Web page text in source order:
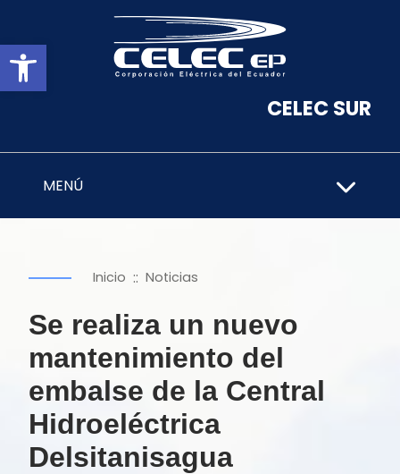
Abrir barra de herramientas
CELEC SUR
MENÚ
Inicio :: Noticias
Se realiza un nuevo
mantenimiento del
embalse de la Central
Hidroeléctrica
Delsitanisagua